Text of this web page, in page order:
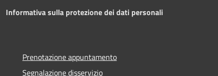
Informativa sulla protezione dei dati personali
Prenotazione appuntamento
Segnalazione disservizio